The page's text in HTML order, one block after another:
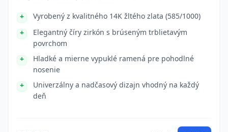
Vyrobený z kvalitného 14K žltého zlata (585/1000)
Elegantný číry zirkón s brúseným trblietavým
povrchom
Hladké a mierne vypuklé ramená pre pohodlné
nosenie
Univerzálny a nadčasový dizajn vhodný na každý
deň